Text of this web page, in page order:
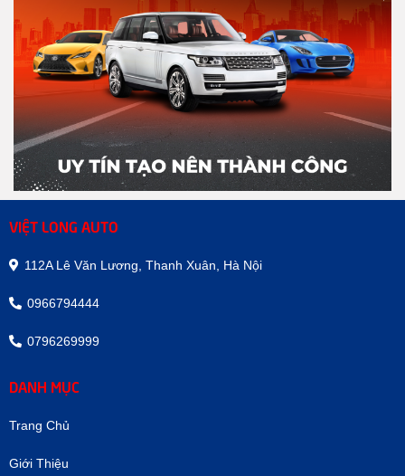
VIỆT LONG AUTO
112A Lê Văn Lương, Thanh Xuân, Hà Nội
0966794444
0796269999
DANH MỤC
Trang Chủ
Giới Thiệu